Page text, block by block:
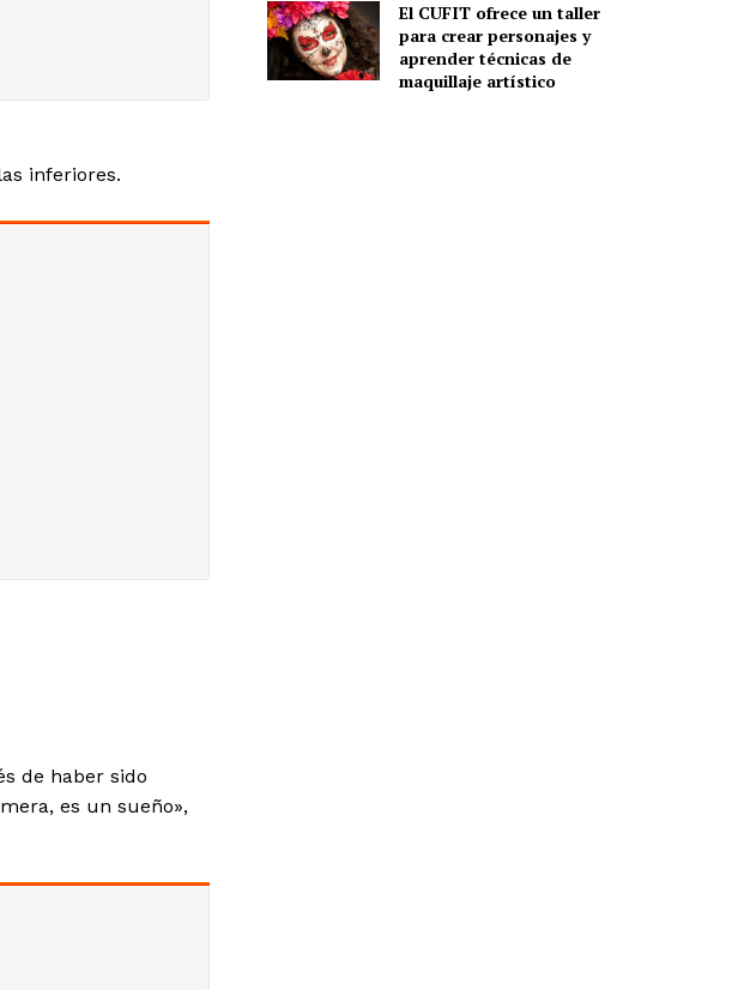
inferiores.
de haber sido
es un sueño»,
El CUFIT ofrece un taller
para crear personajes y
aprender técnicas de
maquillaje artístico